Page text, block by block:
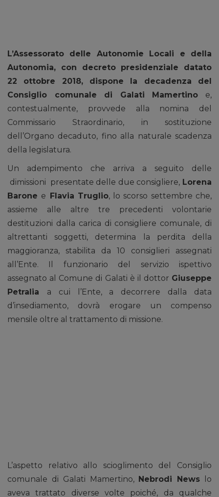
L’Assessorato delle Autonomie Locali e della
Autonomia, con decreto presidenziale datato
22 ottobre 2018, dispone la decadenza del
Consiglio comunale di Galati Mamertino e,
contestualmente, provvede alla nomina del
Commissario Straordinario, in sostituzione
dell’Organo decaduto, fino alla naturale scadenza
della legislatura.
Un adempimento che arriva a seguito delle
dimissioni presentate delle due consigliere, Lorena
Barone e Flavia Truglio, lo scorso settembre che,
assieme alle altre tre precedenti volontarie
destituzioni dalla carica di consigliere comunale, di
altrettanti soggetti, determina la perdita della
maggioranza, stabilita da 10 consiglieri assegnati
all’Ente. Il funzionario del servizio ispettivo
assegnato al Comune di Galati è il dottor Giuseppe
Petralia a cui l’Ente, a decorrere dalla data
d’insediamento, dovrà erogare un compenso
mensile oltre al trattamento di missione.
L’aspetto relativo allo scioglimento del Consiglio
comunale di Galati Mamertino, Nebrodi News lo
aveva trattato diverse volte poiché, da qualche